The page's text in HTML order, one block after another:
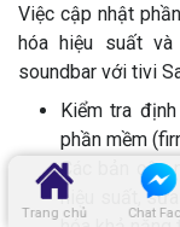
Trang chủ Chat
Việc cập nhật
hóa hiệu suất
soundbar với tivi
Kiểm tra
phần mềm
Các bản cập
hiệu suất,